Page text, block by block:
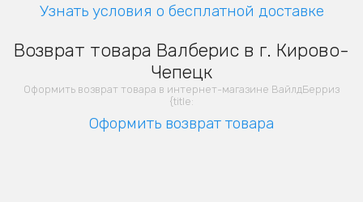
Узнать условия о бесплатной доставке
Возврат товара Валберис в г. Кирово-
Чепецк
Оформить возврат товара в интернет-магазине ВайлдБерриз
{title:
Оформить возврат товара